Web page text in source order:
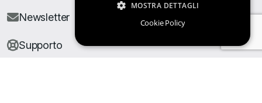
Newsletter
Supporto
MOSTRA DETTAGLI
Cookie Policy